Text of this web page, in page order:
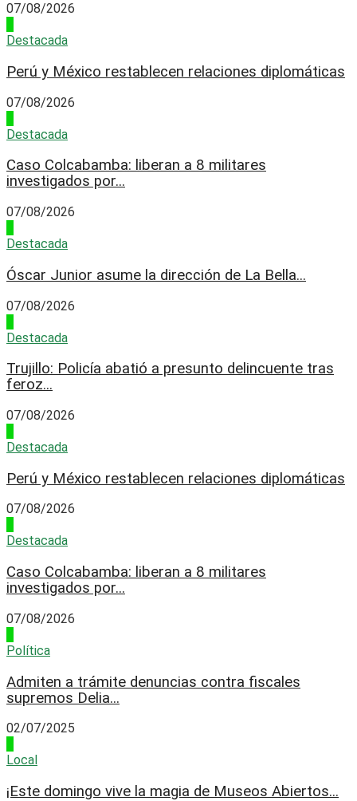
07/08/2026
Destacada
Perú y México restablecen relaciones diplomáticas
07/08/2026
Destacada
Caso Colcabamba: liberan a 8 militares
investigados por...
07/08/2026
Destacada
Óscar Junior asume la dirección de La Bella...
07/08/2026
Destacada
Trujillo: Policía abatió a presunto delincuente tras
feroz...
07/08/2026
Destacada
Perú y México restablecen relaciones diplomáticas
07/08/2026
Destacada
Caso Colcabamba: liberan a 8 militares
investigados por...
07/08/2026
Política
Admiten a trámite denuncias contra fiscales
supremos Delia...
02/07/2025
Local
¡Este domingo vive la magia de Museos Abiertos...